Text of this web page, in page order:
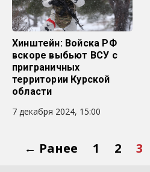
Хинштейн: Войска РФ
вскоре выбьют ВСУ с
приграничных
территории Курской
области
7 декабря 2024, 15:00
← Ранее 1 2 3